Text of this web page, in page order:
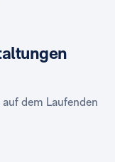
dem Laufenden